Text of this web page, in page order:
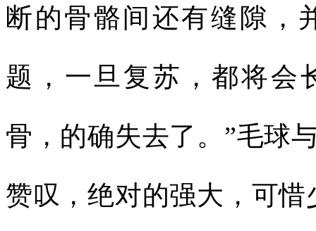
断的骨骼间还有缝隙，
题，一旦复苏，都将会
骨，的确失去了。”毛球
赞叹，绝对的强大，可